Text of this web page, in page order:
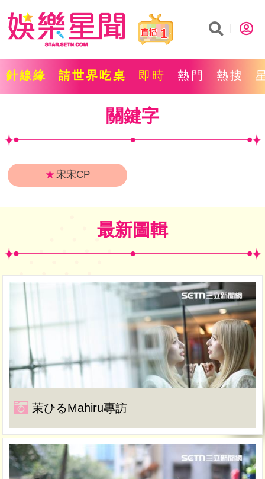
1
針線緣 請世界吃桌 即時 熱門 熱搜
關鍵字
★宋宋CP
最新圖輯
茉ひるMahiru專訪